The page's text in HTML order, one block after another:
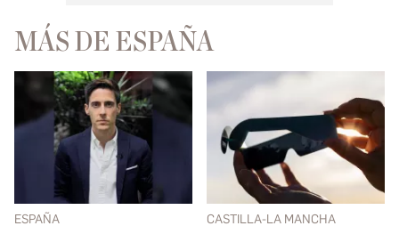
MÁS DE ESPAÑA
ESPAÑA CASTILLA-LA MANCHA